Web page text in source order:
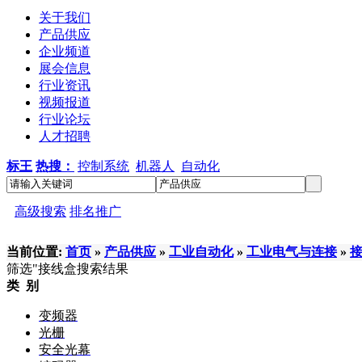
关于我们
产品供应
企业频道
展会信息
行业资讯
视频报道
行业论坛
人才招聘
标王 热搜： 控制系统 机器人 自动化
高级搜索 排名推广
当前位置: 首页 » 产品供应 » 工业自动化» 工业电气与连接»
筛选"接线盒搜索结果
类 别
变频器
光栅
安全光幕